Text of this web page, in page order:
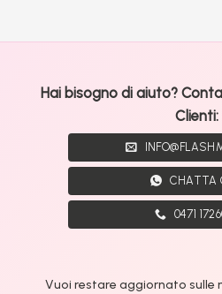
Hai bisogno di aiuto?
Clienti:
CHATTA
0471
Vuoi restare aggiornato sulle